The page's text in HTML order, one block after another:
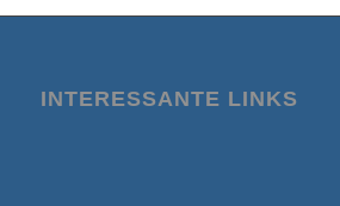
INTERESSANTE LINKS